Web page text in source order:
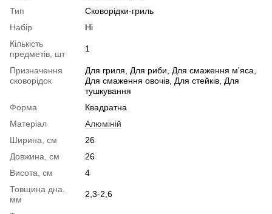
Тип
Сковорідки-гриль
Набір
Ні
Кількість
предметів, шт
1
Призначення
сковорідок
Для гриля, Для риби, Для смаження м'яса,
Для смаження овочів, Для стейків, Для
тушкування
Форма
Квадратна
Матеріал
Алюміній
Ширина, см
26
Довжина, см
26
Висота, см
4
Товщина дна,
мм
2,3-2,6